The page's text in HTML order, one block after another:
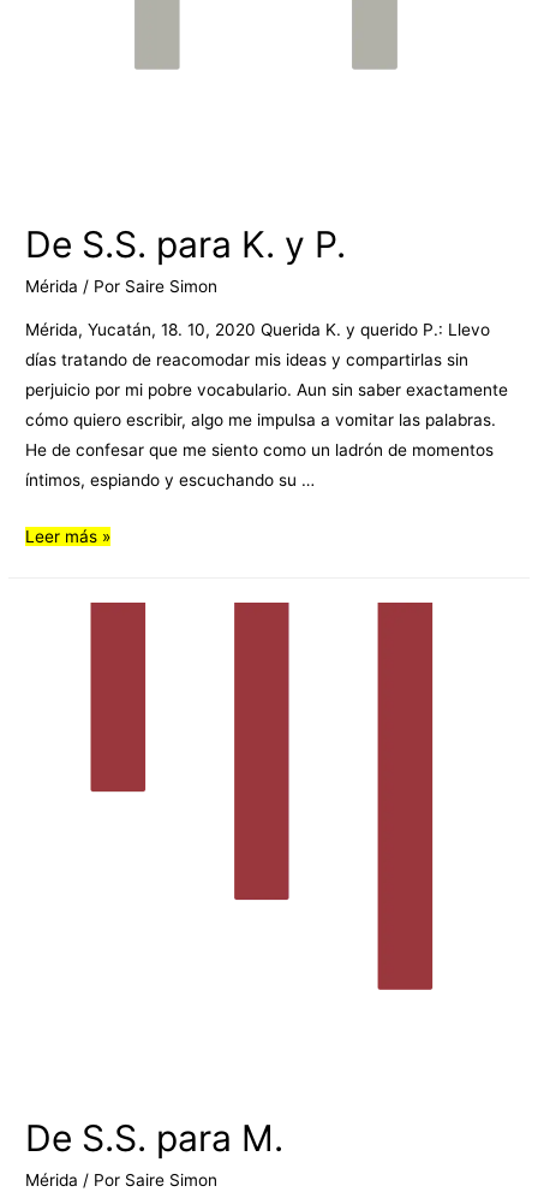
De S.S. para K. y P.
Mérida / Por Saire Simon
Mérida, Yucatán, 18. 10, 2020 Querida K. y querido P.: Llevo
días tratando de reacomodar mis ideas y compartirlas sin
perjuicio por mi pobre vocabulario. Aun sin saber exactamente
cómo quiero escribir, algo me impulsa a vomitar las palabras.
He de confesar que me siento como un ladrón de momentos
íntimos, espiando y escuchando su …
Leer más »
De S.S. para M.
Mérida / Por Saire Simon